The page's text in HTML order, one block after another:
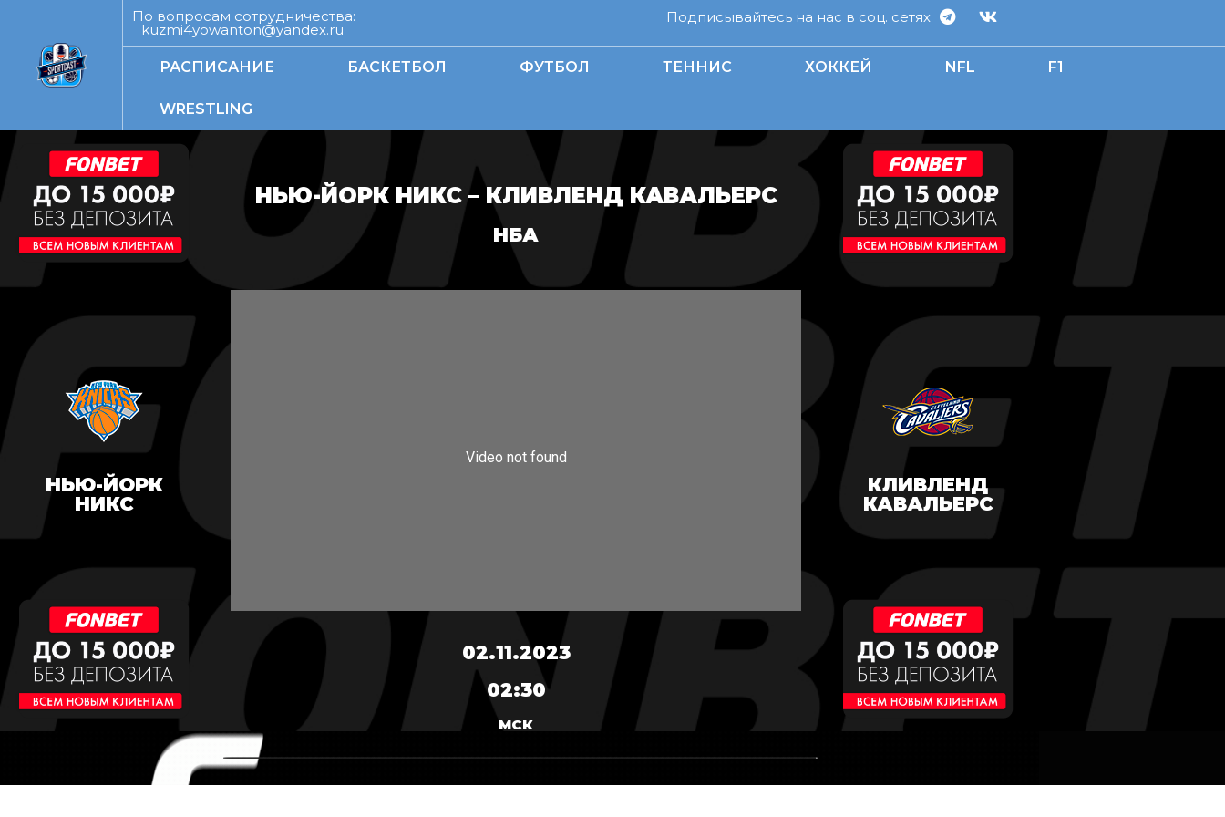
По вопросам сотрудничества:
kuzmi4yowanton@yandex.ru
Подписывайтесь на нас в соц. сетях
РАСПИСАНИЕ БАСКЕТБОЛ ФУТБОЛ ТЕННИС ХОККЕЙ NFL F1
WRESTLING
НЬЮ-ЙОРК
НИКС
НЬЮ-ЙОРК НИКС – КЛИВЛЕНД КАВАЛЬЕРС
НБА
02.11.2023
02:30
МСК
КЛИВЛЕНД
КАВАЛЬЕРС